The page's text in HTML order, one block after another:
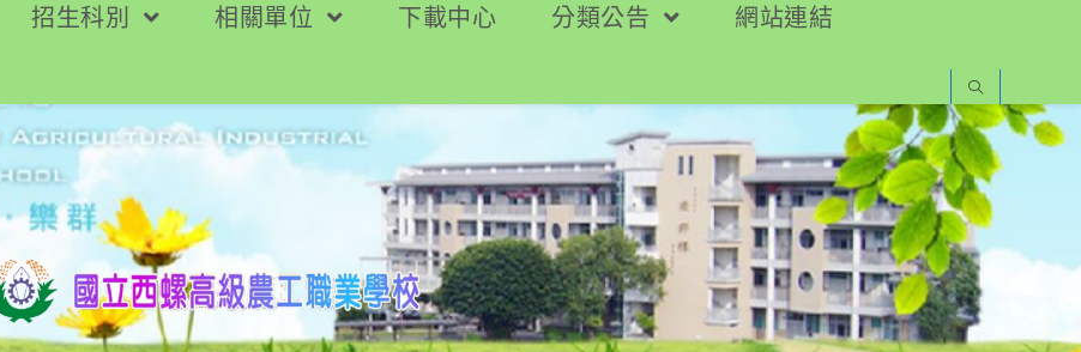
招生科別 相關單位 下載中心 分類公告
網站連結